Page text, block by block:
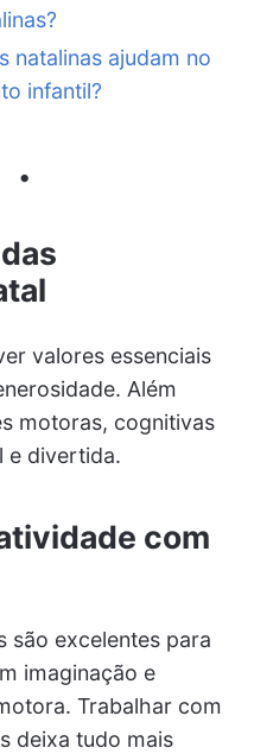
natalinas ajudam no
infantil?
valores essenciais
Além
motoras, cognitivas
e divertida.
com
são excelentes para
imaginação e
Trabalhar com
deixa tudo mais